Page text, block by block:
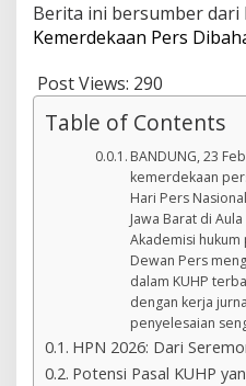
Berita ini bersumber dari
Kemerdekaan Pers
Post Views: 290
Table of Contents
BANDUNG, 23
kemerdekaan
Hari Pers
Jawa Barat di
Akademisi
Dewan Pers
dalam KUHP
dengan kerja
penyelesaian
HPN 2026: Dari
Potensi Pasal KUHP